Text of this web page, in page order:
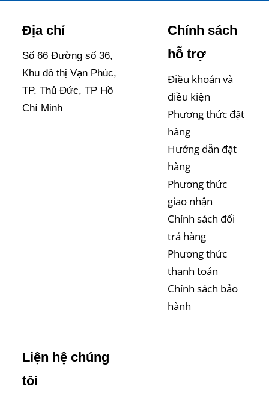
Địa chỉ
Số 66 Đường số 36,
Khu đô thị Vạn Phúc,
TP. Thủ Đức, TP Hồ
Chí Minh
Chính sách
hỗ trợ
Điều khoản và
điều kiện
Phương thức đặt
hàng
Hướng dẫn đặt
hàng
Phương thức
giao nhận
Chính sách đổi
trả hàng
Phương thức
thanh toán
Chính sách bảo
hành
Liện hệ chúng
tôi